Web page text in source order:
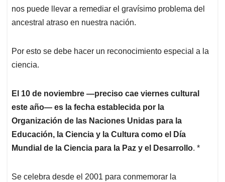
nos puede llevar a remediar el gravísimo problema del
ancestral atraso en nuestra nación.
Por esto se debe hacer un reconocimiento especial a la
ciencia.
El 10 de noviembre ―preciso cae viernes cultural
este año― es la fecha establecida por la
Organización de las Naciones Unidas para la
Educación, la Ciencia y la Cultura como el Día
Mundial de la Ciencia para la Paz y el Desarrollo. *
Se celebra desde el 2001 para conmemorar la